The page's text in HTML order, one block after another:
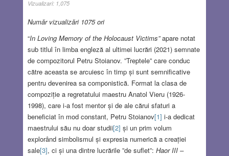
Vizualizari: 1,075
Număr vizualizări 1075 ori
“In Loving Memory of the Holocaust Victims”apare notat
sub titlul în limba engleză al ultimei lucrări (2021) semnate
de compozitorul Petru Stoianov. ”Treptele” care conduc
către aceasta se arcuiesc în timp și sunt semnificative
pentru devenirea sa componistică. Format la clasa de
compoziție a regretatului maestru Anatol Vieru (1926-
1998), care i-a fost mentor și de ale cărui sfaturi a
beneficiat în mod constant, Petru Stoianov[1] i-a dedicat
maestrului său nu doar studii[2] și un prim volum
explorând simbolismul și expresia numerică a creației
sale[3], ci și una dintre lucrările ”de suflet”: Haor III –